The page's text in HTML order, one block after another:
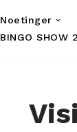
Noetinger
BINGO SHOW